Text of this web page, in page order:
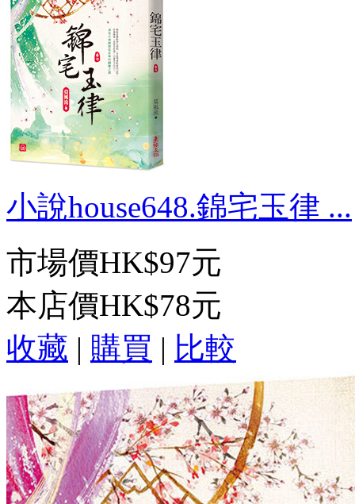
小說house648.錦宅玉律 ...
市場價HK$97元
本店價HK$78元
收藏 | 購買 | 比較